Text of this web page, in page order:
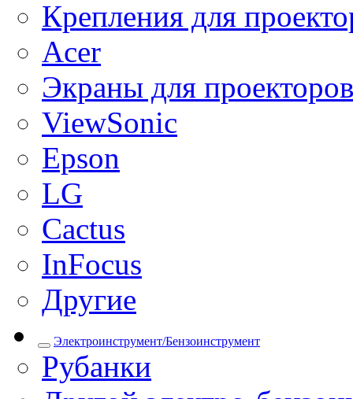
Крепления для
Acer
Экраны для проекторов
ViewSonic
Epson
LG
Cactus
InFocus
Другие
Электроинструмент/Бензоинструмент
Рубанки